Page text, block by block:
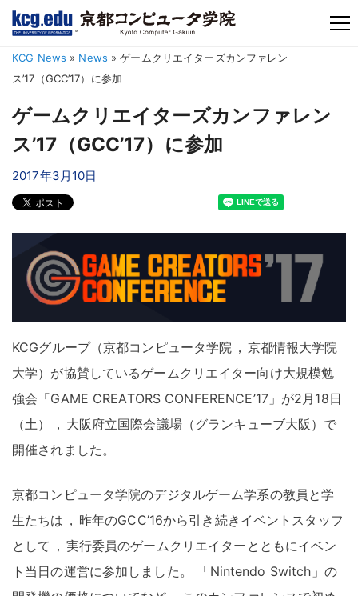
TM
KCG News » News »ゲームクリエイターズカンファレン
ス’17（GCC’17）に参加
ゲームクリエイターズカンファレン
ス’17（GCC’17）に参加
2017年3月10日
KCGグループ（京都コンピュータ学院 ， 京都情報大学院
大学）が協賛しているゲームクリエイター向け大規模勉
強会「GAME CREATORS CONFERENCE’17」が2月18日
（土）
， 大阪府立国際会議場（グランキューブ大阪）で
開催されました。
京都コンピュータ学院のデジタルゲーム学系の教員と学
生たちは ， 昨年のGCC’16から引き続きイベントスタッフ
として ， 実行委員のゲームクリエイターとともにイベン
ト当日の運営に参加しました。
「Nintendo Switch」の